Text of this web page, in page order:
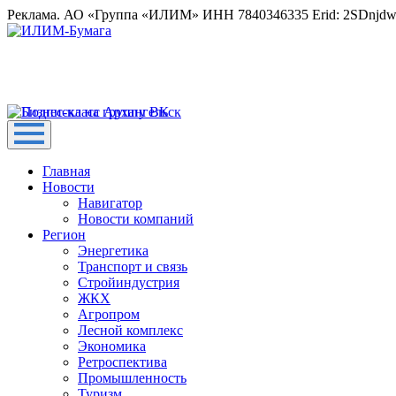
Реклама. АО «Группа «ИЛИМ» ИНН 7840346335 Erid:
Главная
Новости
Навигатор
Новости компаний
Регион
Энергетика
Транспорт и связь
Стройиндустрия
ЖКХ
Агропром
Лесной комплекс
Экономика
Ретроспектива
Промышленность